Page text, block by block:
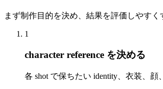
まず制作目的を決め、結果を評価しやすく
1
character reference を決める
各 shot で保ちたい identity、衣装、顔